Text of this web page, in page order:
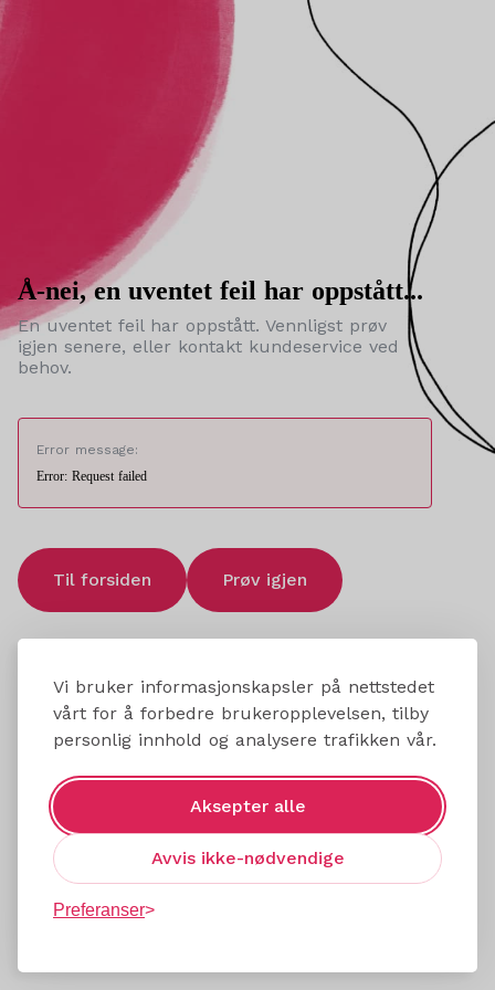
Vi bruker informasjonskapsler på nettstedet
vårt for å forbedre brukeropplevelsen, tilby
personlig innhold og analysere trafikken vår.
Aksepter alle
Avvis ikke-nødvendige
Preferanser
Å-nei, en uventet feil har oppstått...
En uventet feil har oppstått. Vennligst prøv
igjen senere, eller kontakt kundeservice ved
behov.
Error message:
Error: Request failed
Til forsiden Prøv igjen